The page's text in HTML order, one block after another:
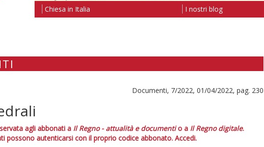
Chiesa in Italia I nostri blog
Documenti, 7/2022, 01/04/2022, pag. 230
agli abbonati a Il Regno - attualità e documentio a Il Regno digitale.
possono autenticarsi con il proprio codice abbonato. Accedi.